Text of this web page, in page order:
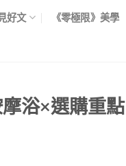
好文 《零極限》美學
浴×選購重點